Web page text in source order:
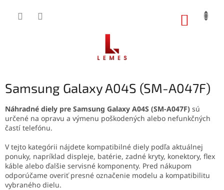
Samsung Galaxy A04S (SM-A047F)
Náhradné diely pre Samsung Galaxy A04S (SM-A047F) sú
určené na opravu a výmenu poškodených alebo nefunkčných
častí telefónu.
V tejto kategórii nájdete kompatibilné diely podľa aktuálnej
ponuky, napríklad displeje, batérie, zadné kryty, konektory, flex
káble alebo ďalšie servisné komponenty. Pred nákupom
odporúčame overiť presné označenie modelu a kompatibilitu
vybraného dielu.